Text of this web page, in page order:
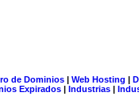
de Dominios| Web Hosting |
Expirados | Industrias |